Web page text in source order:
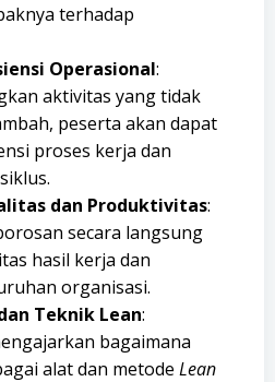
terhadap
Operasional:
aktivitas yang tidak
peserta akan dapat
proses kerja dan
dan Produktivitas:
secara langsung
hasil kerja dan
organisasi.
Teknik Lean:
bagaimana
alat dan metode Lean